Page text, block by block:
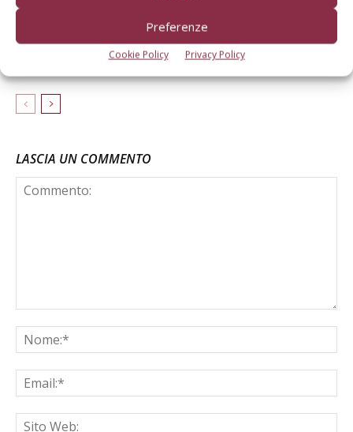
Preferenze
Cookie Policy Privacy Policy
Fondi per la sicurezza dei trattori e
Fondo Innovazione, i chiarimenti di
Federacma
LASCIA UN COMMENTO